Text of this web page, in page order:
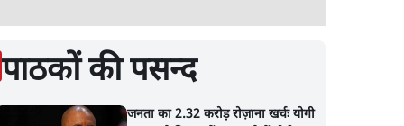
पाठकों की पसन्द
जनता का 2.32 करोड़ रोज़ाना खर्चः योगी